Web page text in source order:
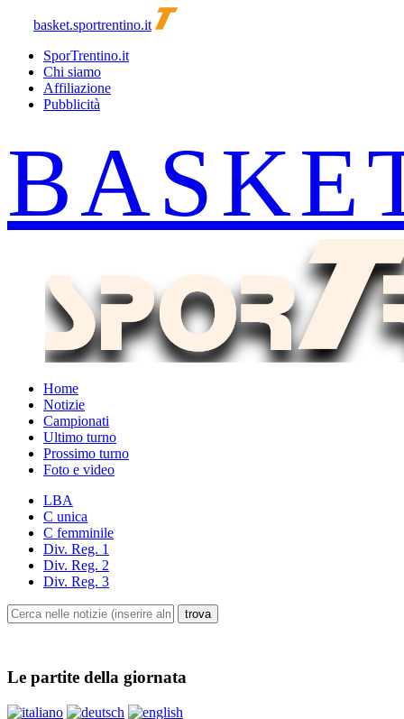
basket.sportrentino.it
SporTrentino.it
Chi siamo
Affiliazione
Pubblicità
Home
Notizie
Campionati
Ultimo turno
Prossimo turno
Foto e video
LBA
C unica
C femminile
Div. Reg. 1
Div. Reg. 2
Div. Reg. 3
Le partite della giornata